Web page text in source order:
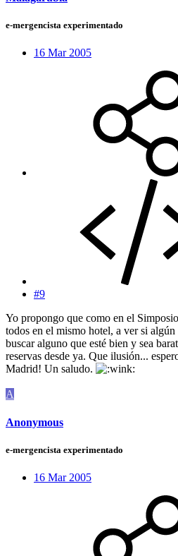
e-mergencista experimentado
16 Mar 2005
#9
Yo propongo que como en el
todos en el mismo hotel, a ver si
buscar alguno que esté bien y sea
reservas desde ya. Que ilusión...
Madrid! Un saludo.
A
Anonymous
e-mergencista experimentado
16 Mar 2005